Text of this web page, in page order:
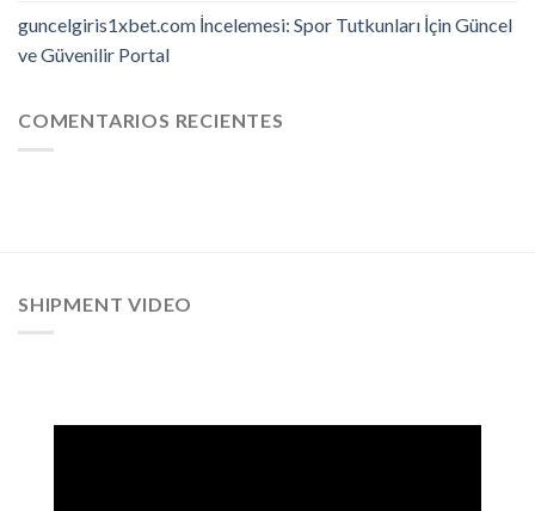
guncelgiris1xbet.com İncelemesi: Spor Tutkunları İçin Güncel
ve Güvenilir Portal
COMENTARIOS RECIENTES
SHIPMENT VIDEO